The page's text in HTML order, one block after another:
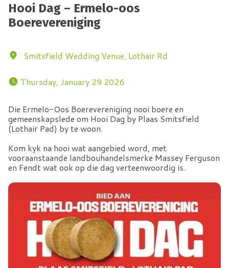
Hooi Dag – Ermelo-oos
Boerevereniging
Smitsfield Wedding Venue, Lothair Rd
Thursday, January 29 2026
Die Ermelo-Oos Boerevereniging nooi boere en
gemeenskapslede om Hooi Dag by Plaas Smitsfield
(Lothair Pad) by te woon.
Kom kyk na hooi wat aangebied word, met
vooraanstaande landbouhandelsmerke Massey Ferguson
en Fendt wat ook op die dag verteenwoordig is.